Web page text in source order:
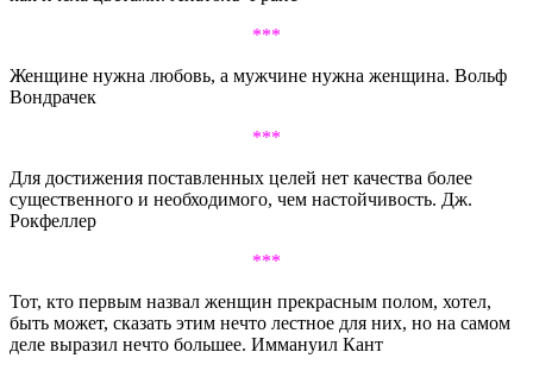
***
Женщине нужна любовь, а мужчине нужна женщина. Вольф
Вондрачек
***
Для достижения поставленных целей нет качества более
существенного и необходимого, чем настойчивость. Дж.
Рокфеллер
***
Тот, кто первым назвал женщин прекрасным полом, хотел,
быть может, сказать этим нечто лестное для них, но на самом
деле выразил нечто большее. Иммануил Кант